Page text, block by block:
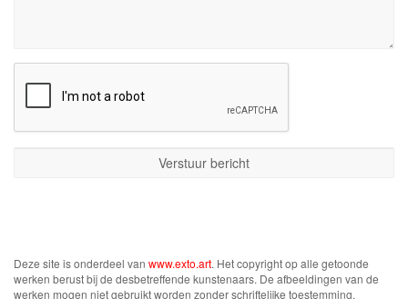
Deze site is onderdeel van www.exto.art. Het copyright op alle getoonde
werken berust bij de desbetreffende kunstenaars. De afbeeldingen van de
werken mogen niet gebruikt worden zonder schriftelijke toestemming.